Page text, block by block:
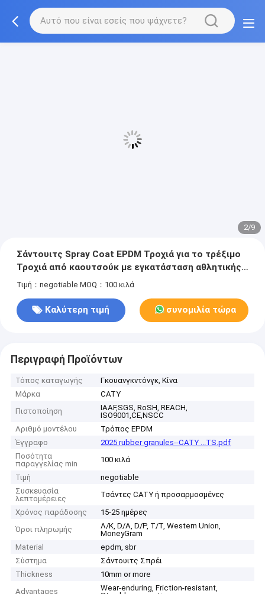
2/9
Σάντουιτς Spray Coat EPDM Τροχιά για το τρέξιμο
Τροχιά από καουτσούκ με εγκατάσταση αθλητικής
πίστας
Τιμή：negotiable MOQ：100 κιλά
Καλύτερη τιμή συνομιλία τώρα
Περιγραφή Προϊόντων
Τόπος καταγωγής
Γκουανγκντόνγκ, Κίνα
Μάρκα
CATY
Πιστοποίηση
IAAF,SGS, RoSH, REACH,
ISO9001,CE,NSCC
Αριθμό μοντέλου
Τρόπος EPDM
Έγγραφο
2025 rubber granules--CATY ...TS.pdf
Ποσότητα
παραγγελίας min
100 κιλά
Τιμή
negotiable
Συσκευασία
λεπτομέρειες
Τσάντες CATY ή προσαρμοσμένες
Χρόνος παράδοσης
15-25 ημέρες
Όροι πληρωμής
Λ/Κ, D/A, D/P, T/T, Western Union,
MoneyGram
Material
epdm, sbr
Σύστημα
Σάντουιτς Σπρέι
Thickness
10mm or more
Advantages
Wear-enduring, Friction-resistant,